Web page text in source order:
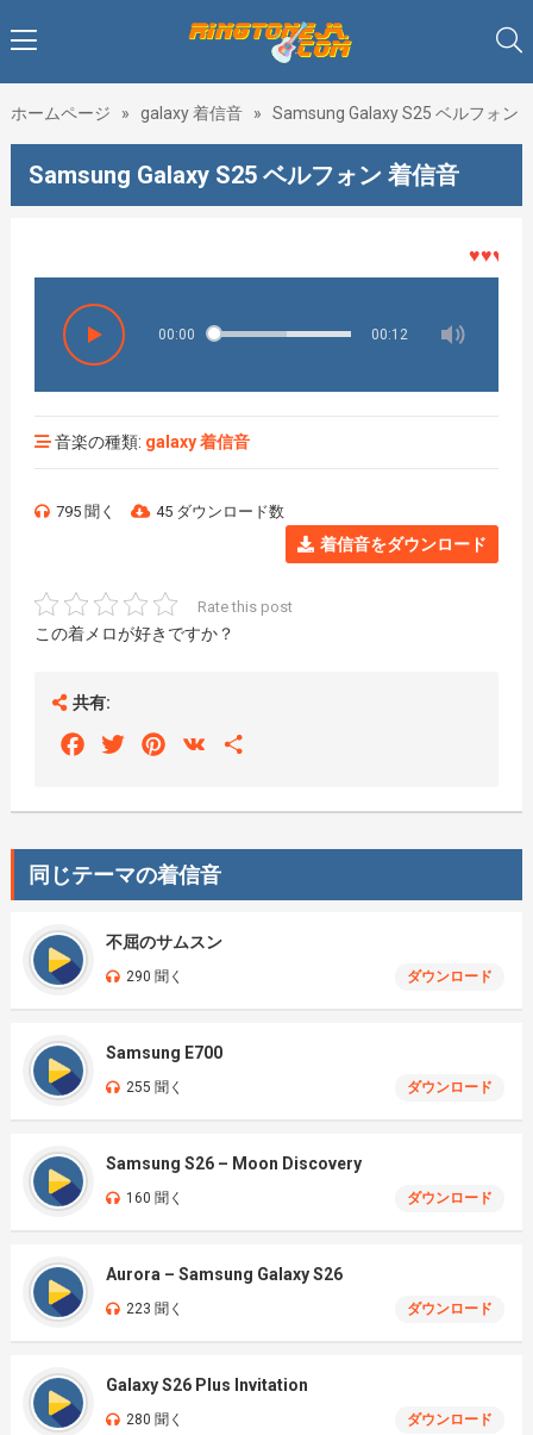
ホームページ » galaxy 着信音 » Samsung Galaxy S25 ベルフォン
Samsung Galaxy S25 ベルフォン 着信音
♥♥♥着メ
00:00 00:12
音楽の種類: galaxy 着信音
795 聞く 45 ダウンロード数
着信音をダウンロード
Rate this post
この着メロが好きですか？
共有:
FacebookTwitterPinterest
VK
同じテーマの着信音
不屈のサムスン
290 聞く ダウンロード
Samsung E700
255 聞く ダウンロード
Samsung S26 – Moon Discovery
160 聞く ダウンロード
Aurora – Samsung Galaxy S26
223 聞く ダウンロード
Galaxy S26 Plus Invitation
280 聞く ダウンロード